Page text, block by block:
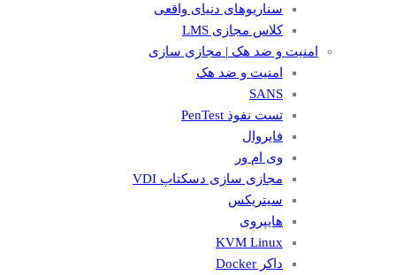
سناریوهای دنیای واقعی
کلاس مجازی LMS
امنیت و ضد هک | مجازی سازی
امنیت و ضد هک
SANS
تست نفوذ PenTest
فایروال
وی ام ور
مجازی سازی دسکتاپ VDI
سیتریکس
هایپروی
KVM Linux
داکر Docker